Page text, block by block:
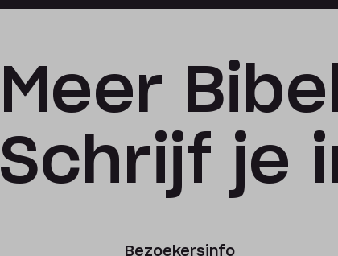
Meer
Schrijf je
Bezoekersinfo